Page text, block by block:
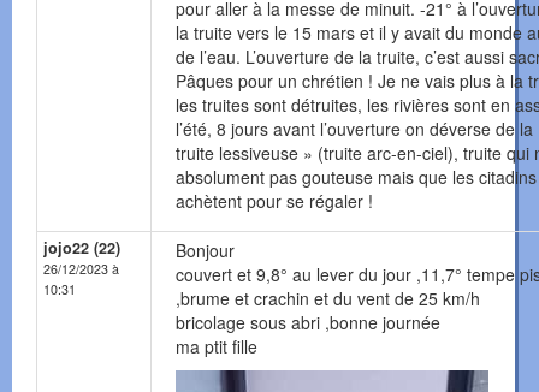
pour aller à la messe de minuit. -21° à
la truite vers le 15 mars et il y avait du monde
de l’eau. L’ouverture de la truite, c’est aussi
Pâques pour un chrétien ! Je ne vais plus à la
les truites sont détruites, les rivières sont en
l’été, 8 jours avant l’ouverture on déverse de la
truite lessiveuse » (truite arc-en-ciel), truite qui
absolument pas gouteuse mais que les citadins
achètent pour se régaler !
jojo22 (22)
26/12/2023 à
10:31
Bonjour
couvert et 9,8° au lever du jour ,11,7° tempe
,brume et crachin et du vent de 25 km/h
bricolage sous abri ,bonne journée
ma ptit fille